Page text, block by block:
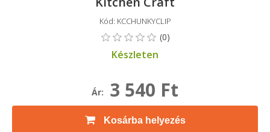
Kód: KCCHUNKYCLIP
Készleten
Ár: 3 540 Ft
Kosárba helyezés